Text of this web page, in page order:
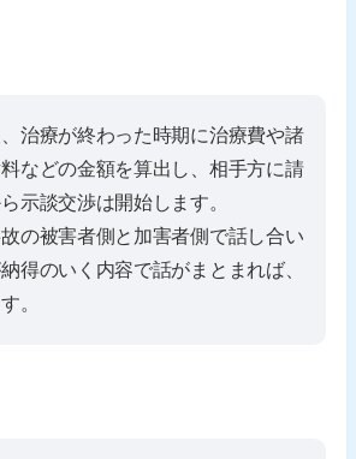
治療が終わった時期に治療費や諸
などの金額を算出し、相手方に請
示談交渉は開始します。
の被害者側と加害者側で話し合い
得のいく内容で話がまとまれば、
。